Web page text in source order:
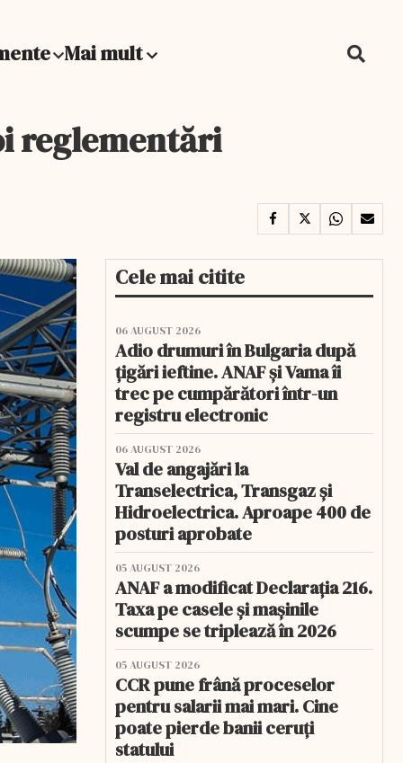
Mai mult
reglementări
Cele mai citite
06 AUGUST 2026
Adio drumuri în Bulgaria după
țigări ieftine. ANAF și Vama îi
trec pe cumpărători într-un
registru electronic
06 AUGUST 2026
Val de angajări la
Transelectrica, Transgaz și
Hidroelectrica. Aproape 400 de
posturi aprobate
05 AUGUST 2026
ANAF a modificat Declarația 216.
Taxa pe casele și mașinile
scumpe se triplează în 2026
05 AUGUST 2026
CCR pune frână proceselor
pentru salarii mai mari. Cine
poate pierde banii ceruți
statului